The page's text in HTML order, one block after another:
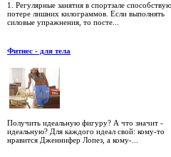
1. Регулярные занятия в спортзале
потере лишних килограммов. Если выполнять
силовые упражнения, то посте...
Фитнес - для тела
Получить идеальную фигуру? А что значит -
идеальную? Для каждого идеал свой: кому-то
нравится Дженнифер Лопез, а кому-...